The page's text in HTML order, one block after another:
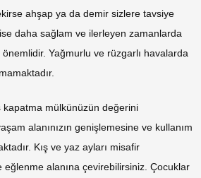
ahşap ya da demir sizlere tavsiye
daha sağlam ve ilerleyen zamanlarda
Yağmurlu ve rüzgarlı havalarda
kapatma mülkünüzün değerini
alanınızın genişlemesine ve kullanım
Kış ve yaz ayları misafir
eğlenme alanına çevirebilirsiniz. Çocuklar